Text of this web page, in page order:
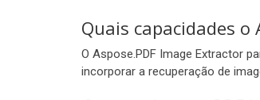
Quais capacidades o
O Aspose.PDF Image Extractor
incorporar a recuperação de